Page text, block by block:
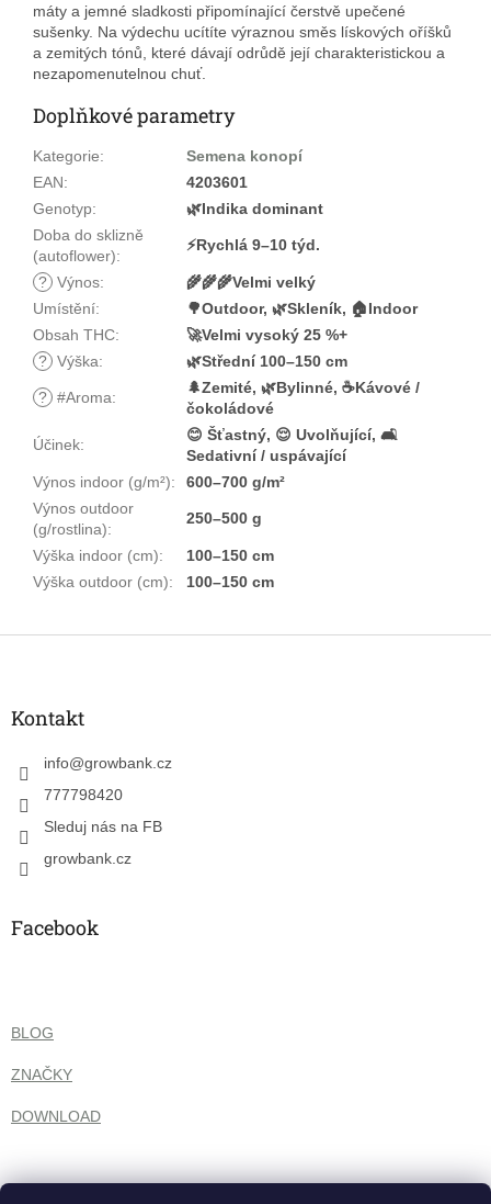
máty a jemné sladkosti připomínající čerstvě upečené
sušenky. Na výdechu ucítíte výraznou směs lískových oříšků
a zemitých tónů, které dávají odrůdě její charakteristickou a
nezapomenutelnou chuť.
Doplňkové parametry
Kategorie:
Semena konopí
EAN:
4203601
Genotyp:
🌿Indika dominant
Doba do sklizně
(autoflower):
⚡Rychlá 9–10 týd.
? Výnos:
🌾🌾🌾Velmi velký
Umístění:
🌳Outdoor, 🌿Skleník, 🏠Indoor
Obsah THC:
🚀Velmi vysoký 25 %+
? Výška: 🌿Střední 100–150 cm
? #Aroma:
🌲Zemité, 🌿Bylinné, ☕Kávové /
čokoládové
Účinek:
😊 Šťastný, 😌 Uvolňující, 🛋️
Sedativní / uspávající
Výnos indoor (g/m²):
600–700 g/m²
Výnos outdoor
(g/rostlina):
250–500 g
Výška indoor (cm):
100–150 cm
Výška outdoor (cm): 100–150 cm
Z
Kontakt
info@growbank.cz
777798420
Sleduj nás na FB
growbank.cz
Facebook
BLOG
ZNAČKY
DOWNLOAD